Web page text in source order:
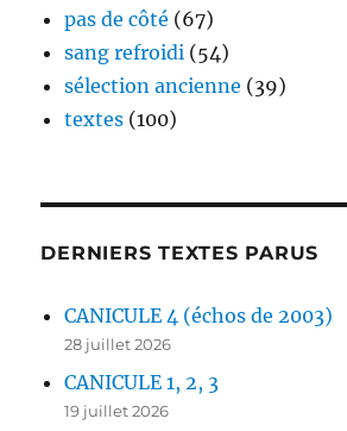
pas de côté (67)
sang refroidi (54)
sélection ancienne (39)
textes (100)
DERNIERS TEXTES PARUS
CANICULE 4 (échos de 2003)
28 juillet 2026
CANICULE 1, 2, 3
19 juillet 2026